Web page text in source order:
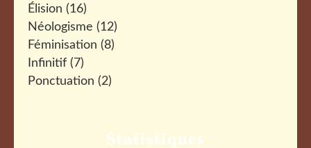
Élision (16)
Néologisme (12)
Féminisation (8)
Infinitif (7)
Ponctuation (2)
Statistiques